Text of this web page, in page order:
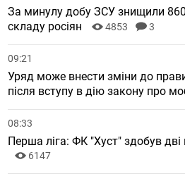
За минулу добу ЗСУ знищили 860
складу росіян
4853 3
09:21
Уряд може внести зміни до
після вступу в дію закону про
08:33
Перша ліга: ФК "Хуст" здобув
6147